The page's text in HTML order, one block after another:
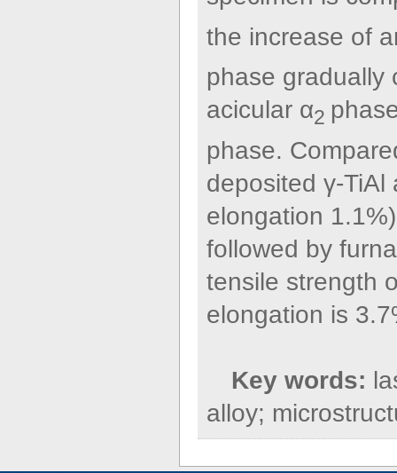
the increase of
phase gradually
acicular α2
phase.
deposited γ-
elongation
followed by
tensile strength
elongation is
Key words:
alloy;